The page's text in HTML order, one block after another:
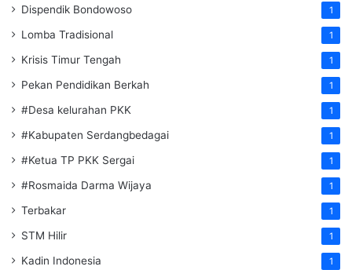
Dispendik Bondowoso 1
Lomba Tradisional 1
Krisis Timur Tengah 1
Pekan Pendidikan Berkah 1
#Desa kelurahan PKK 1
#Kabupaten Serdangbedagai 1
#Ketua TP PKK Sergai 1
#Rosmaida Darma Wijaya 1
Terbakar 1
STM Hilir 1
Kadin Indonesia 1